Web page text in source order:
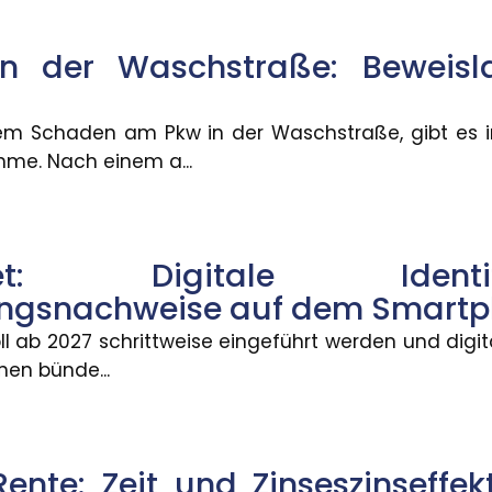
der Waschstraße:
Schaden am Pkw in der Waschstraße, gibt es
Nach einem a...
Digitale
auf dem
ab 2027 schrittweise eingeführt werden und
bünde...
für Bildungsungleichheit
generative KI nur selten selbst ? das könnte
mehr Beschäftigte wechseln
Jahres ihren Beruf wechseln, ist zwischen
Wie Umzüge
berufliche Kompromisse eingehen